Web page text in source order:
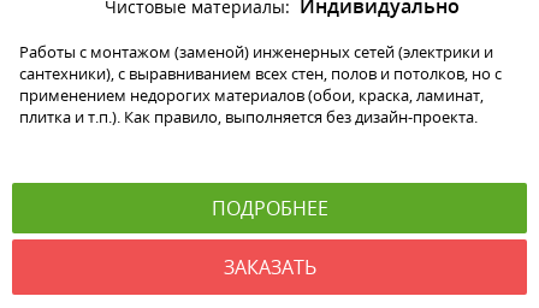
Чистовые материалы: Индивидуально
Работы с монтажом (заменой) инженерных сетей (электрики и
сантехники), с выравниванием всех стен, полов и потолков, но с
применением недорогих материалов (обои, краска, ламинат,
плитка и т.п.). Как правило, выполняется без дизайн-проекта.
ПОДРОБНЕЕ
ЗАКАЗАТЬ